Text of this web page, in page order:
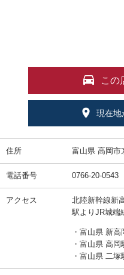
この
現在地
住所 富山県 高岡市
電話番号 0766-20-0543
アクセス
北陸新幹線新
駅よりJR城端
・富山県 新
・富山県 高
・富山県 二